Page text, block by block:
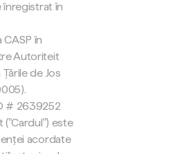
înregistrat în
în
Autoriteit
de Jos
# 2639252
("Cardul") este
acordate